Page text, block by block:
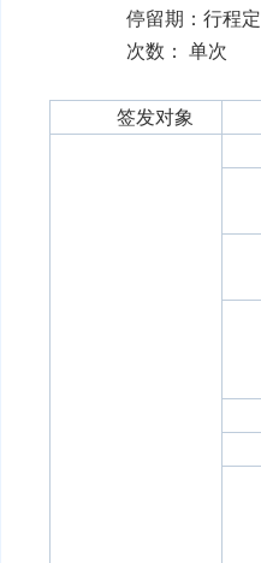
停留期：行程定
次数： 单次
签发对象